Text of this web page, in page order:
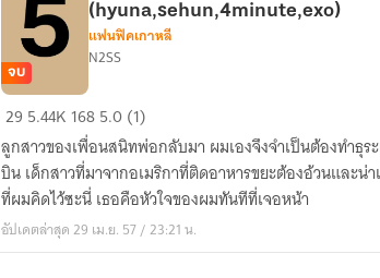
[4EXO]
ดวงใจ
ของ
เธอ
(hyuna,sehun,4minute,exo)
จบ
(hyuna,sehun,4minute,exo)
แฟนฟิคเกาหลี
N2SS
29 5.44K 1685.0 (1)
ลูกสาวของเพื่อนสนิทพ่อกลับมา ผมเองจึงจำเป็นต้องทำธุร
บิน เด็กสาวที่มาจากอเมริกาที่ติดอาหารขยะต้องอ้วนและน่
ที่ผมคิดไว้ซะนี่ เธอคือหัวใจของผมทันทีที่เจอหน้า
อัปเดตล่าสุด 29 เม.ย. 57 / 23:21 น.